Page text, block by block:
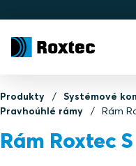
Produkty
Systémové
Pravhoúhlé rámy
Rám
Rám Roxtec